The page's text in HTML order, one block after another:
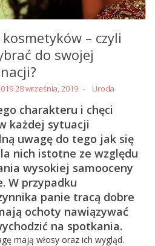
– czyli
do swojej
28 września, 2019 Uroda
charakteru i chęci
każdej sytuacji
uwagę do tego jak się
nich istotne ze względu
wysokiej samooceny
W przypadku
panie tracą dobre
ochoty nawiązywać
na spotkania.
mają włosy oraz ich wygląd.